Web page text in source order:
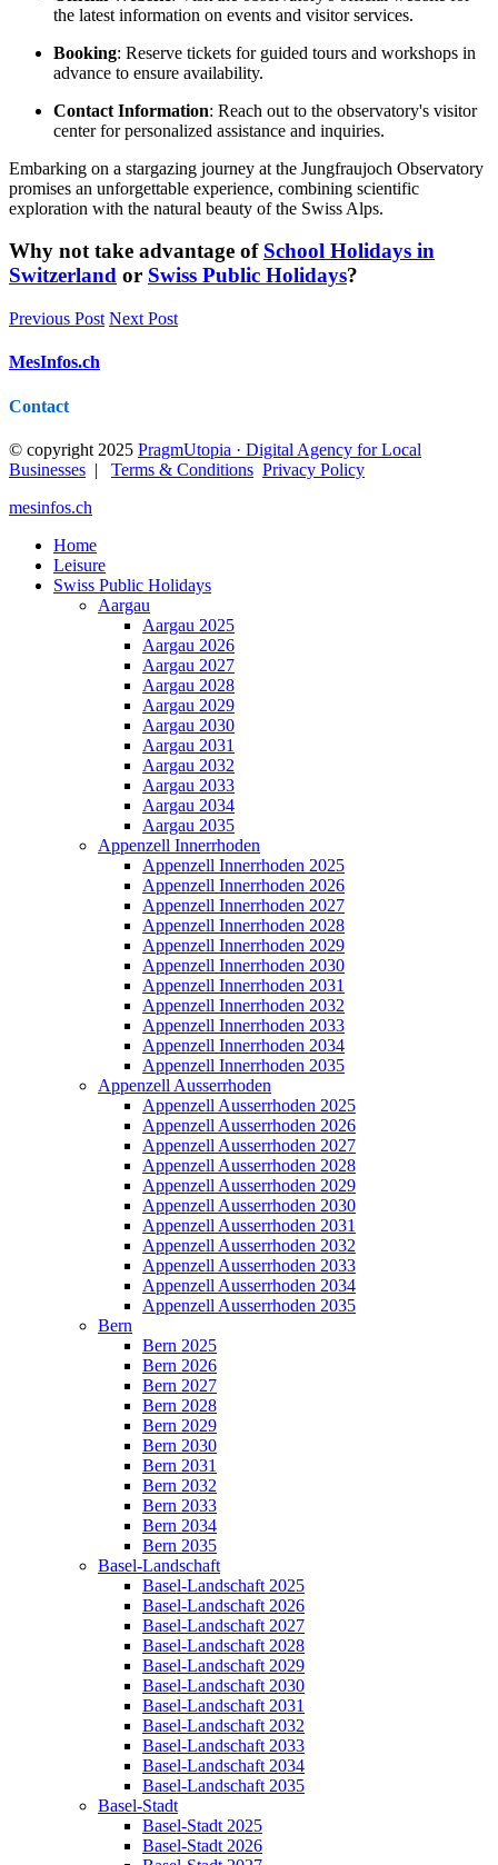
the latest information on events and visitor services.
Booking: Reserve tickets for guided tours and workshops in
advance to ensure availability.
Contact Information: Reach out to the observatory's visitor
center for personalized assistance and inquiries.
Embarking on a stargazing journey at the Jungfraujoch Observatory
promises an unforgettable experience, combining scientific
exploration with the natural beauty of the Swiss Alps.
Why not take advantage of School Holidays in
Switzerland or Swiss Public Holidays?
Previous Post Next Post
MesInfos.ch
Contact
© copyright 2025 PragmUtopia · Digital Agency for Local
Businesses | Terms & Conditions Privacy Policy
mesinfos.ch
Home
Leisure
Swiss Public Holidays
Aargau
Aargau 2025
Aargau 2026
Aargau 2027
Aargau 2028
Aargau 2029
Aargau 2030
Aargau 2031
Aargau 2032
Aargau 2033
Aargau 2034
Aargau 2035
Appenzell Innerrhoden
Appenzell Innerrhoden 2025
Appenzell Innerrhoden 2026
Appenzell Innerrhoden 2027
Appenzell Innerrhoden 2028
Appenzell Innerrhoden 2029
Appenzell Innerrhoden 2030
Appenzell Innerrhoden 2031
Appenzell Innerrhoden 2032
Appenzell Innerrhoden 2033
Appenzell Innerrhoden 2034
Appenzell Innerrhoden 2035
Appenzell Ausserrhoden
Appenzell Ausserrhoden 2025
Appenzell Ausserrhoden 2026
Appenzell Ausserrhoden 2027
Appenzell Ausserrhoden 2028
Appenzell Ausserrhoden 2029
Appenzell Ausserrhoden 2030
Appenzell Ausserrhoden 2031
Appenzell Ausserrhoden 2032
Appenzell Ausserrhoden 2033
Appenzell Ausserrhoden 2034
Appenzell Ausserrhoden 2035
Bern
Bern 2025
Bern 2026
Bern 2027
Bern 2028
Bern 2029
Bern 2030
Bern 2031
Bern 2032
Bern 2033
Bern 2034
Bern 2035
Basel-Landschaft
Basel-Landschaft 2025
Basel-Landschaft 2026
Basel-Landschaft 2027
Basel-Landschaft 2028
Basel-Landschaft 2029
Basel-Landschaft 2030
Basel-Landschaft 2031
Basel-Landschaft 2032
Basel-Landschaft 2033
Basel-Landschaft 2034
Basel-Landschaft 2035
Basel-Stadt
Basel-Stadt 2025
Basel-Stadt 2026